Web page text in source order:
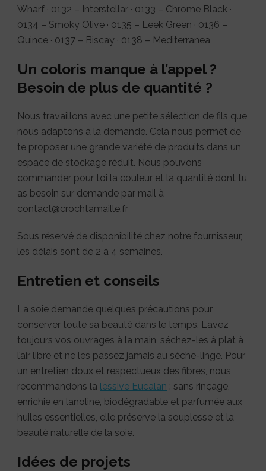
Wharf · 0132 – Interstellar · 0133 – Chrome Black ·
0134 – Smoky Olive · 0135 – Leek Green · 0136 –
Quince · 0137 – Biscay · 0138 – Mediterranea
Un coloris manque à l’appel ?
Besoin de plus de quantité ?
Nous travaillons avec une petite sélection de fils que
nous adaptons à la demande. Cela nous permet de
te proposer une grande variété de produits dans un
espace de stockage réduit. Nous pouvons
commander pour toi la couleur et la quantité dont tu
as besoin sur demande par mail à
contact@crochtamaille.fr
Sous réservé de disponibilité chez notre fournisseur,
les délais sont de 2 à 4 semaines.
Entretien et conseils
La soie demande quelques précautions pour
conserver toute sa beauté dans le temps. Lavez
toujours vos ouvrages à la main, séchez-les à plat à
l’air libre et ne les passez jamais au sèche-linge. Pour
un entretien doux et respectueux des fibres, nous
recommandons la lessive Eucalan : sans rinçage,
enrichie en lanoline, biodégradable et parfumée aux
huiles essentielles, elle préserve la souplesse et la
beauté naturelle de la soie.
Idées de projets